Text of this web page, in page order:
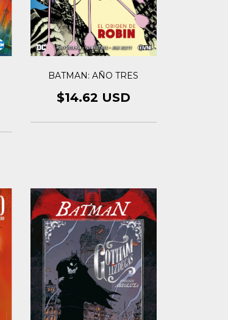
BATMAN: AÑO TRES
$14.62 USD